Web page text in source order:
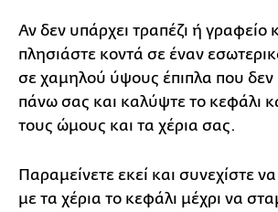
Αν δεν υπάρχει τραπέζι ή γραφείο
πλησιάστε κοντά σε έναν
σε χαμηλού ύψους έπιπλα που
πάνω σας και καλύψτε το κεφάλι
τους ώμους και τα χέρια σας.
Παραμείνετε εκεί και συνεχίστε
με τα χέρια το κεφάλι μέχρι να